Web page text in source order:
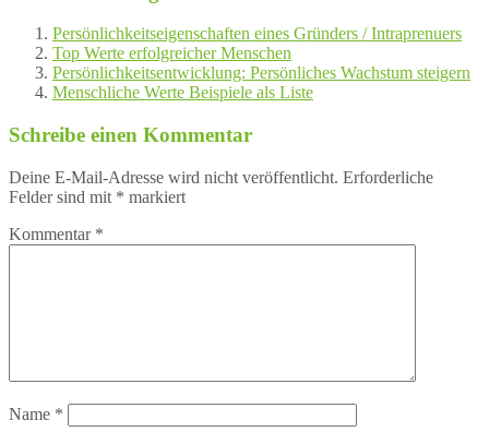
Persönlichkeitseigenschaften eines Gründers / Intraprenuers
Top Werte erfolgreicher Menschen
Persönlichkeitsentwicklung: Persönliches Wachstum steigern
Menschliche Werte Beispiele als Liste
Schreibe einen Kommentar
Deine E-Mail-Adresse wird nicht veröffentlicht. Erforderliche
Felder sind mit * markiert
Kommentar *
Name *